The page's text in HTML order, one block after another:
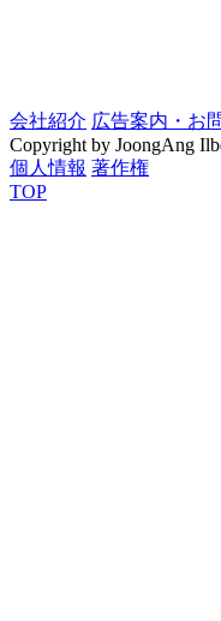
会社紹介 広告案内・お
Copyright by JoongAng
個人情報 著作権
TOP